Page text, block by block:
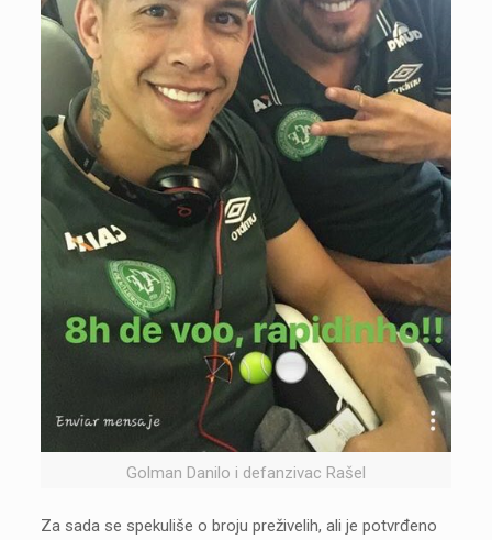
Golman Danilo i defanzivac Rašel
Za sada se spekuliše o broju preživelih, ali je potvrđeno